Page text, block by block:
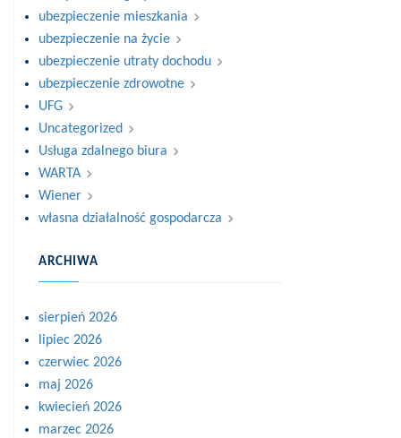
ubezpieczenie mieszkania
ubezpieczenie na życie
ubezpieczenie utraty dochodu
ubezpieczenie zdrowotne
UFG
Uncategorized
Usługa zdalnego biura
WARTA
Wiener
własna działalność gospodarcza
ARCHIWA
sierpień 2026
lipiec 2026
czerwiec 2026
maj 2026
kwiecień 2026
marzec 2026